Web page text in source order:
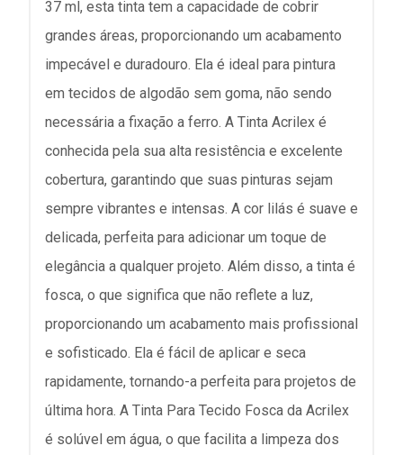
37 ml, esta tinta tem a capacidade de cobrir
grandes áreas, proporcionando um acabamento
impecável e duradouro. Ela é ideal para pintura
em tecidos de algodão sem goma, não sendo
necessária a fixação a ferro. A Tinta Acrilex é
conhecida pela sua alta resistência e excelente
cobertura, garantindo que suas pinturas sejam
sempre vibrantes e intensas. A cor lilás é suave e
delicada, perfeita para adicionar um toque de
elegância a qualquer projeto. Além disso, a tinta é
fosca, o que significa que não reflete a luz,
proporcionando um acabamento mais profissional
e sofisticado. Ela é fácil de aplicar e seca
rapidamente, tornando-a perfeita para projetos de
última hora. A Tinta Para Tecido Fosca da Acrilex
é solúvel em água, o que facilita a limpeza dos